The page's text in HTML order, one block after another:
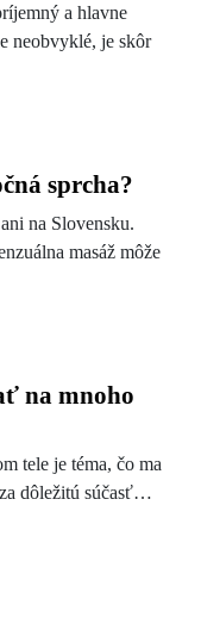
a hlavne
neobvyklé, je skôr
sprcha?
na Slovensku.
masáž môže
na mnoho
tele je téma, čo ma
dôležitú súčasť…